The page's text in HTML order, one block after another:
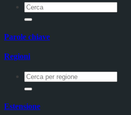
Parole chiave
Regioni
Estensione